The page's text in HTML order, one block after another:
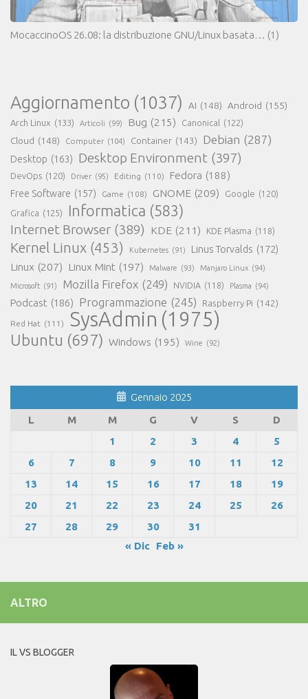
MocaccinoOS 26.08: la distribuzione GNU/Linux basata… (1)
Aggiornamento (1037) AI (148) Android (155)
Arch Linux (133) Articoli (99) Bug (215) Canonical (122)
Cloud (148) Computer (104) Container (143) Debian (287)
Desktop (163) Desktop Environment (397)
DevOps (120) Driver (95) Editing (110) Fedora (188)
Free Software (157) Game (108) GNOME (209) Google (120)
Grafica (125) Informatica (583)
Internet Browser (389) KDE (211) KDE Plasma (118)
Kernel Linux (453) Kubernetes (91) Linus Torvalds (172)
Linux (207) Linux Mint (197) Malware (93) Manjaro Linux (94)
Microsoft (91) Mozilla Firefox (249) NVIDIA (118) Plasma (94)
Podcast (186) Programmazione (245) Raspberry Pi (142)
Red Hat (111) SysAdmin (1975)
Ubuntu (697) Windows (195) Wine (92)
Gennaio 2025
L
M M G V S
D
1
2 3 4
5
6
7 8 9 10 11
12
13
14 15 16 17 18
19
20
21 22 23 24 25
26
27
28 29 30
31
« Dic
Feb »
ALTRO
IL VS BLOGGER